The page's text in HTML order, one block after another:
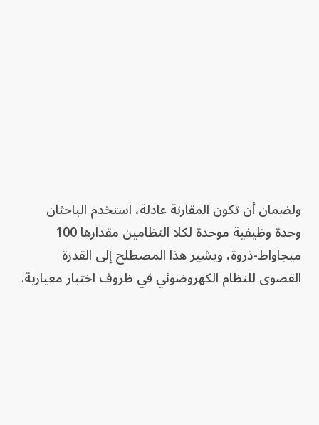
ولضمان أن تكون المقارنة عادلة، استخدم الباحثان
وحدة وظيفية موحدة لكلا النظامين مقدارها 100
ميجاواط-ذروة، ويشير هذا المصطلح إلى القدرة
القصوى للنظام الكهروضوئي في ظروف اختبار معيارية.